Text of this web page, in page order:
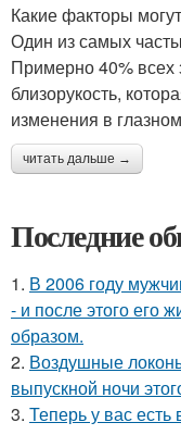
Какие факторы
Один из самых
Примерно 40%
близорукость,
изменения в
читать дальше →
Последние
1. В 2006 году
- и после этого его
образом.
2. Воздушные
выпускной ночи
3. Теперь у вас